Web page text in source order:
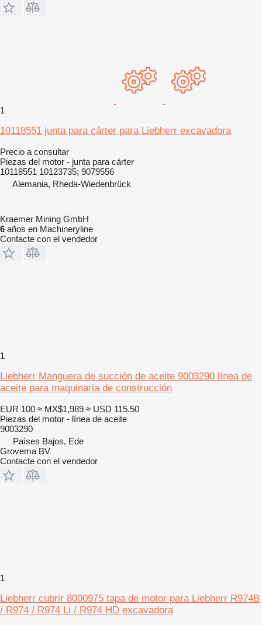
1
10118551 junta para cárter para Liebherr excavadora
Precio a consultar
Piezas del motor - junta para cárter
10118551 10123735; 9079556
Alemania, Rheda-Wiedenbrück
Kraemer Mining GmbH
6 años en Machineryline
Contacte con el vendedor
1
Liebherr Manguera de succión de aceite 9003290 línea de
aceite para maquinaria de construcción
EUR 100 ≈ MX$1,989 ≈ USD 115.50
Piezas del motor - línea de aceite
9003290
Países Bajos, Ede
Grovema BV
Contacte con el vendedor
1
Liebherr cubrir 8000975 tapa de motor para Liebherr R974B
/ R974 / R974 Li / R974 HD excavadora